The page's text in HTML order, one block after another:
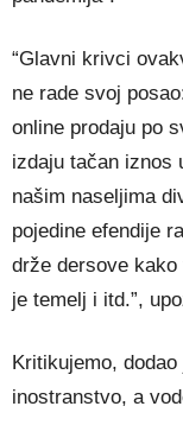
“Glavni krivci
ne rade svoj
online prodaju po
izdaju tačan iznos
našim naseljima
pojedine efendije
drže dersove
je temelj i itd.”,
Kritikujemo,
inostranstvo, a